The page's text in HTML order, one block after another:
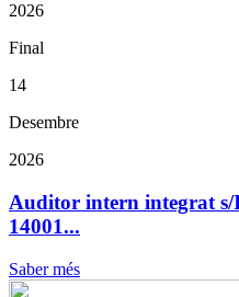
2026
Final
14
Desembre
2026
Auditor intern integrat s/
14001...
Saber més